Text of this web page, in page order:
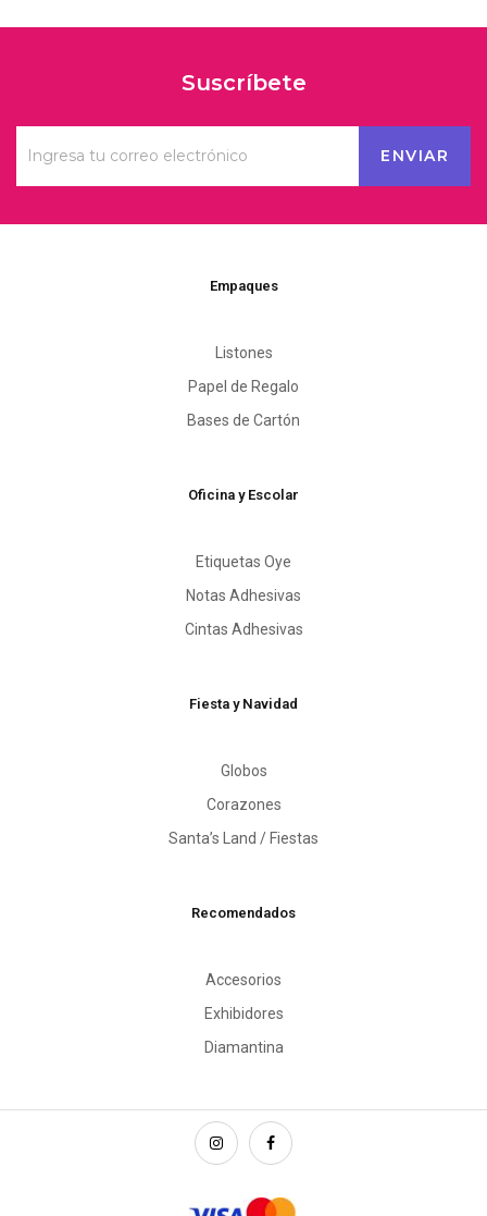
Suscríbete
Empaques
Listones
Papel de Regalo
Bases de Cartón
Oficina y Escolar
Etiquetas Oye
Notas Adhesivas
Cintas Adhesivas
Fiesta y Navidad
Globos
Corazones
Santa’s Land / Fiestas
Recomendados
Accesorios
Exhibidores
Diamantina